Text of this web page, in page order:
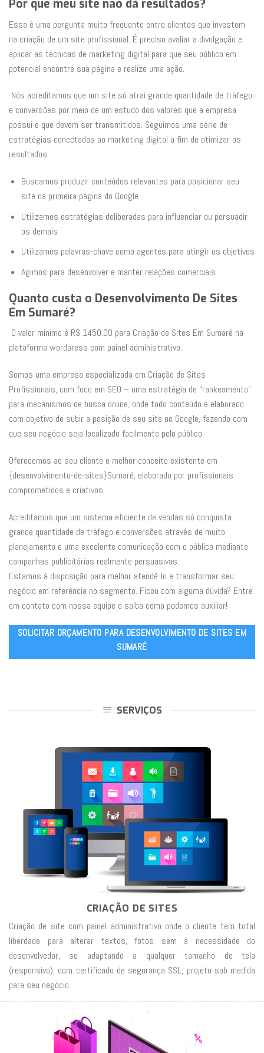
Por que meu site não dá resultados?
Essa é uma pergunta muito frequente entre clientes que investem
na criação de um site profissional. É preciso avaliar a divulgação e
aplicar as técnicas de marketing digital para que seu público em
potencial encontre sua página e realize uma ação.
Nós acreditamos que um site só atrai grande quantidade de tráfego
e conversões por meio de um estudo dos valores que a empresa
possui e que devem ser transmitidos. Seguimos uma série de
estratégias conectadas ao marketing digital a fim de otimizar os
resultados:
Buscamos produzir conteúdos relevantes para posicionar seu
site na primeira página do Google
Utilizamos estratégias deliberadas para influenciar ou persuadir
os demais
Utilizamos palavras-chave como agentes para atingir os objetivos
Agimos para desenvolver e manter relações comerciais
Quanto custa o Desenvolvimento De Sites
Em Sumaré?
O valor mínimo é R$ 1450.00 para Criação de Sites Em Sumaré na
plataforma wordpress com painel administrativo.
Somos uma empresa especializada em Criação de Sites
Profissionais, com foco em SEO – uma estratégia de “rankeamento”
para mecanismos de busca online, onde todo conteúdo é elaborado
com objetivo de subir a posição de seu site no Google, fazendo com
que seu negócio seja localizado facilmente pelo público.
Oferecemos ao seu cliente o melhor conceito existente em
{desenvolvimento-de-sites}Sumaré, elaborado por profissionais
comprometidos e criativos.
Acreditamos que um sistema eficiente de vendas só conquista
grande quantidade de tráfego e conversões através de muito
planejamento e uma excelente comunicação com o público mediante
campanhas publicitárias realmente persuasivas.
Estamos à disposição para melhor atendê-lo e transformar seu
negócio em referência no segmento. Ficou com alguma dúvida? Entre
em contato com nossa equipe e saiba como podemos auxiliar!
SOLICITAR ORÇAMENTO PARA DESENVOLVIMENTO DE SITES EM
SUMARÉ
SERVIÇOS
CRIAÇÃO DE SITES
Criação de site com painel administrativo onde o cliente tem total
liberdade para alterar textos, fotos sem a necessidade do
desenvolvedor, se adaptando a qualquer tamanho de tela
(responsivo), com certificado de segurança SSL, projeto sob medida
para seu negócio.